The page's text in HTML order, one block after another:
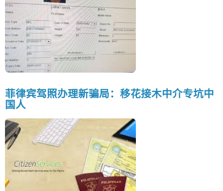
菲律宾驾照办理新骗局：移花接木中介专坑中
国人